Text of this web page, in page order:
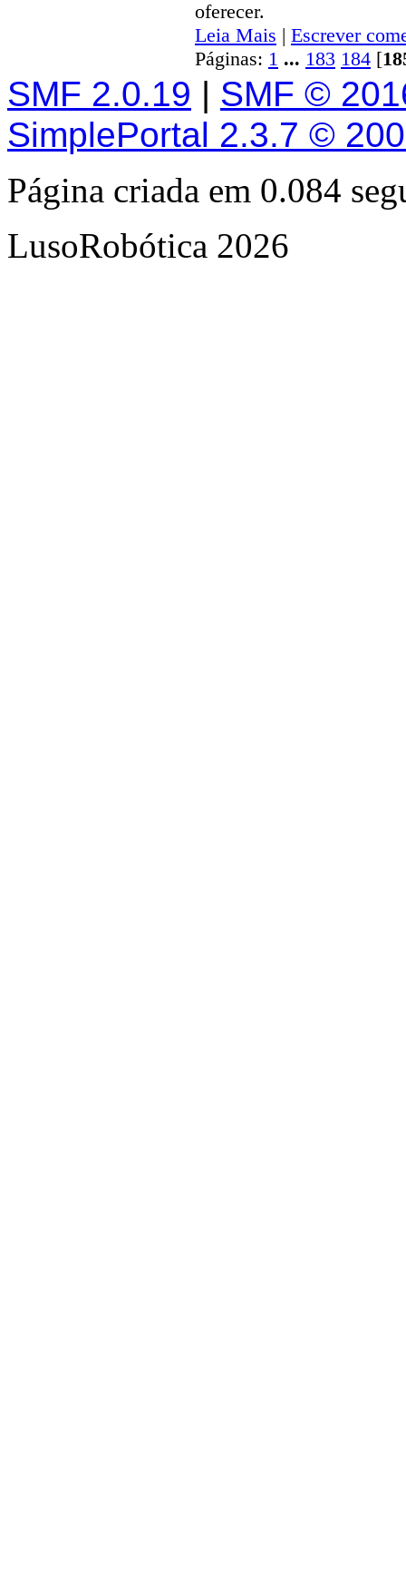
oferecer.
Leia Mais | Escrever
Páginas: 1 ... 183 184 [
SMF 2.0.19 | SMF ©
SimplePortal 2.3.7 ©
Página criada em 0.084
LusoRobótica 2026